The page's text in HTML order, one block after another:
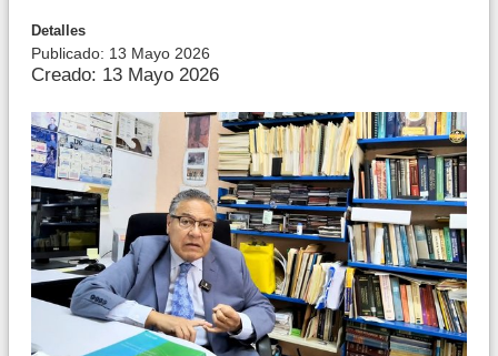
Detalles
Publicado: 13 Mayo 2026
Creado: 13 Mayo 2026